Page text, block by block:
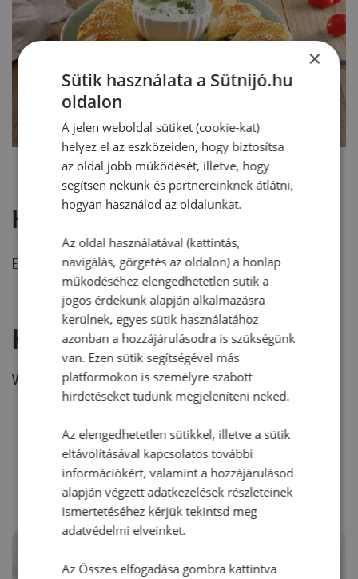
Hozzászólások
Ehhez a recepthez még nem érkezett hozzászólás.
Hozzászólás írása
Vélemény írásához, kérjük,jelentkezz be!
RECEPTAJÁNLÓ
×
Sütik használata a Sütnijó.hu
oldalon
A jelen weboldal sütiket (cookie-kat)
helyez el az eszközeiden, hogy biztosítsa
az oldal jobb működését, illetve, hogy
segítsen nekünk és partnereinknek átlátni,
hogyan használod az oldalunkat.
Az oldal használatával (kattintás,
navigálás, görgetés az oldalon) a honlap
működéséhez elengedhetetlen sütik a
jogos érdekünk alapján alkalmazásra
kerülnek, egyes sütik használatához
azonban a hozzájárulásodra is szükségünk
van. Ezen sütik segítségével más
platformokon is személyre szabott
hirdetéseket tudunk megjeleníteni neked.
Az elengedhetetlen sütikkel, illetve a sütik
eltávolításával kapcsolatos további
információkért, valamint a hozzájárulásod
alapján végzett adatkezelések részleteinek
ismertetéséhez kérjük tekintsd meg
adatvédelmi elveinket.
Az Összes elfogadása gombra kattintva